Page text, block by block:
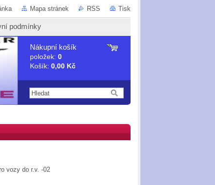
Mapa stránek RSS Tisk
podmínky
Nákupní košík
položek: 0
Košík: 0,00 Kč
vozy do r.v. -02